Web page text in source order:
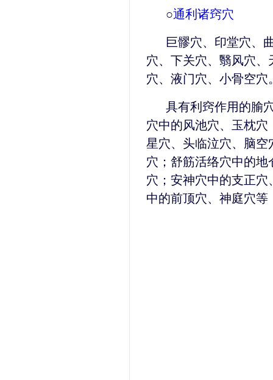
○通利诸窍穴
巨髎穴、印堂穴、
穴、下关穴、翳风穴
穴、液门穴、小骨空穴
具有利窍作用的腧
穴中的风池穴、玉枕
星穴、头临泣穴、脑
穴；舒筋活络穴中的
穴；安神穴中的支正
中的前顶穴、神庭穴